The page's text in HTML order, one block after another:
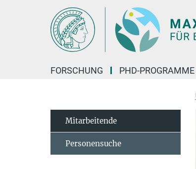
FORSCHUNG PHD-PROGRAMME
Mitarbeitende
Personensuche